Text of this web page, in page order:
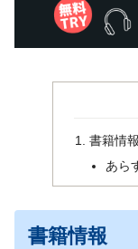
書籍情報
あら
書籍情報